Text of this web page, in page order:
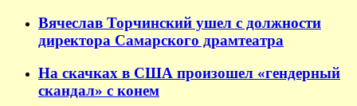
Вячеслав Торчинский ушел с должности
директора Самарского драмтеатра
На скачках в США произошел «гендерный
скандал» с конем